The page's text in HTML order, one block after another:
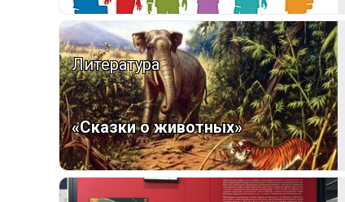
Литература
«Сказки о животных»